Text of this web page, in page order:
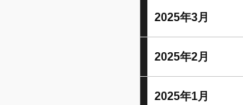
2025年3月
2025年2月
2025年1月